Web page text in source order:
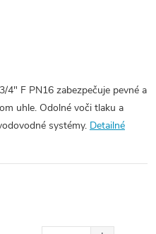
4" F PN16 zabezpečuje pevné a
uhle. Odolné voči tlaku a
systémy. Detailné